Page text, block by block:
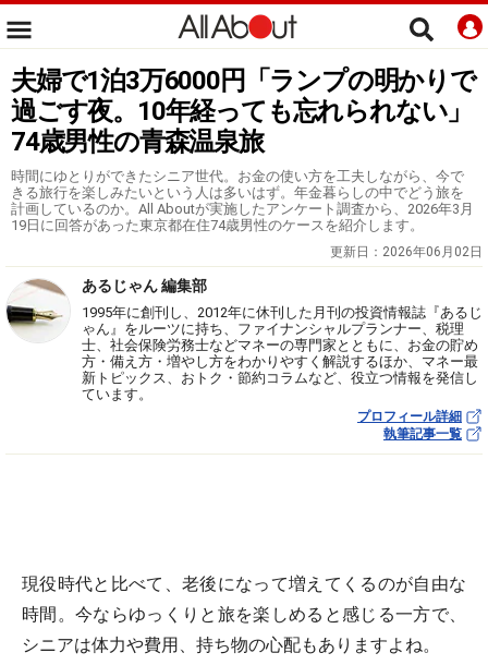
夫婦で1泊3万6000円「ランプの明かりで
過ごす夜。10年経っても忘れられない」
74歳男性の青森温泉旅
時間にゆとりができたシニア世代。お金の使い方を工夫しながら、今で
きる旅行を楽しみたいという人は多いはず。年金暮らしの中でどう旅を
計画しているのか。All Aboutが実施したアンケート調査から、2026年3月
19日に回答があった東京都在住74歳男性のケースを紹介します。
更新日： 2026年06月02日
あるじゃん 編集部
1995年に創刊し、2012年に休刊した月刊の投資情報誌『あるじ
ゃん』をルーツに持ち、ファイナンシャルプランナー、税理
士、社会保険労務士などマネーの専門家とともに、お金の貯め
方・備え方・増やし方をわかりやすく解説するほか、マネー最
新トピックス、おトク・節約コラムなど、役立つ情報を発信し
ています。
プロフィール詳細
執筆記事一覧
現役時代と比べて、老後になって増えてくるのが自由な
時間。今ならゆっくりと旅を楽しめると感じる一方で、
シニアは体力や費用、持ち物の心配もありますよね。